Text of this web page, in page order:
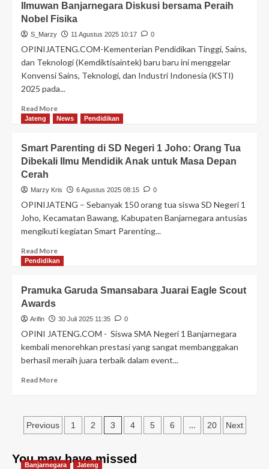
Ilmuwan Banjarnegara Diskusi bersama Peraih
Nobel Fisika
S_Marzy 11 Agustus 2025 10:17 0
OPINIJATENG.COM-Kementerian Pendidikan Tinggi, Sains,
dan Teknologi (Kemdiktisaintek) baru baru ini menggelar
Konvensi Sains, Teknologi, dan Industri Indonesia (KSTI)
2025 pada...
Read More
Jateng News Pendidikan
Smart Parenting di SD Negeri 1 Joho: Orang Tua
Dibekali Ilmu Mendidik Anak untuk Masa Depan
Cerah
Marzy Kris 6 Agustus 2025 08:15 0
OPINIJATENG – Sebanyak 150 orang tua siswa SD Negeri 1
Joho, Kecamatan Bawang, Kabupaten Banjarnegara antusias
mengikuti kegiatan Smart Parenting...
Read More
Pendidikan
Pramuka Garuda Smansabara Juarai Eagle Scout
Awards
Arifin 30 Juli 2025 11:35 0
OPINI JATENG.COM - Siswa SMA Negeri 1 Banjarnegara
kembali menorehkan prestasi yang sangat membanggakan
berhasil meraih juara terbaik dalam event...
Read More
Previous 1 2 3 4 5 6 … 20 Next
You may have missed
Banjarnegara Jateng